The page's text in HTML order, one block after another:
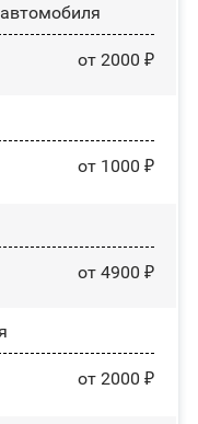
от 2000 ₽
от 1000 ₽
от 4900 ₽
от 2000 ₽